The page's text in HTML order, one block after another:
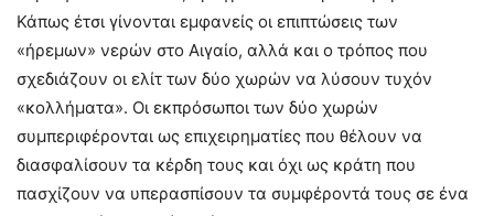
Κάπως έτσι γίνονται εμφανείς οι επιπτώσεις των
«ήρεμων» νερών στο Αιγαίο, αλλά και ο τρόπος που
σχεδιάζουν οι ελίτ των δύο χωρών να λύσουν τυχόν
«κολλήματα». Οι εκπρόσωποι των δύο χωρών
συμπεριφέρονται ως επιχειρηματίες που θέλουν να
διασφαλίσουν τα κέρδη τους και όχι ως κράτη που
πασχίζουν να υπερασπίσουν τα συμφέροντά τους σε ένα